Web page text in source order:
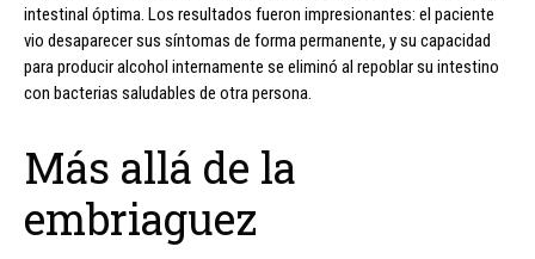
intestinal óptima. Los resultados fueron impresionantes: el paciente
vio desaparecer sus síntomas de forma permanente, y su capacidad
para producir alcohol internamente se eliminó al repoblar su intestino
con bacterias saludables de otra persona.
Más allá de la
embriaguez